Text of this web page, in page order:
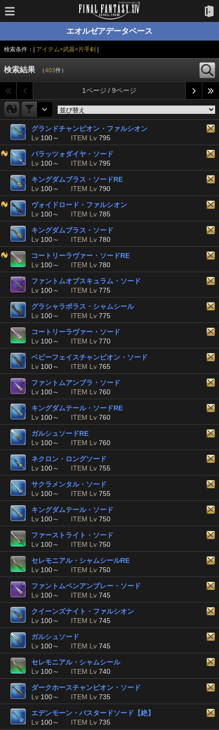
エオルゼアデータベース
検索条件：| アイテム>武器>片手剣
検索結果 （403件）
1ページ / 9ページ
グランドチャンピオン・ファルシオン
Lv 100～ ITEM Lv 795
パラッツォダイヤ・ソード
Lv 100～ ITEM Lv 795
キングダムブラス・ソードRE
Lv 100～ ITEM Lv 790
ヴォイドロード・ファルシオン
Lv 100～ ITEM Lv 785
キングダムブラス・ソード
Lv 100～ ITEM Lv 780
コートリーラヴァー・ソードRE
Lv 100～ ITEM Lv 780
ファントムオブスキュラム・ソード
Lv 100～ ITEM Lv 775
グラシャラボラス・シャムシール
Lv 100～ ITEM Lv 775
コートリーラヴァー・ソード
Lv 100～ ITEM Lv 770
ベビーフェイスチャンピオン・ソード
Lv 100～ ITEM Lv 765
ファントムアンブラ・ソード
Lv 100～ ITEM Lv 760
キングダムテール・ソードRE
Lv 100～ ITEM Lv 760
ガルシュソードRE
Lv 100～ ITEM Lv 760
ネクロン・ロングソード
Lv 100～ ITEM Lv 755
サクラメンタル・ソード
Lv 100～ ITEM Lv 755
キングダムテール・ソード
Lv 100～ ITEM Lv 750
ファーストライト・ソード
Lv 100～ ITEM Lv 750
セレモニアル・シャムシールRE
Lv 100～ ITEM Lv 750
ファントムペンアンブレー・ソード
Lv 100～ ITEM Lv 745
クイーンズナイト・ファルシオン
Lv 100～ ITEM Lv 745
ガルシュソード
Lv 100～ ITEM Lv 745
セレモニアル・シャムシール
Lv 100～ ITEM Lv 740
ダークホースチャンピオン・ソード
Lv 100～ ITEM Lv 735
エデンモーン・バスタードソード【絶】
Lv 100～ ITEM Lv 735